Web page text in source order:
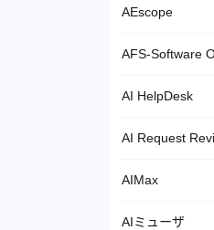
AEscope
AFS-Software
AI HelpDesk
AI Request
AIMax
AIミューザ